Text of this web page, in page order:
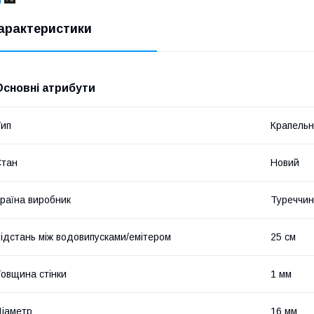
атрибути
Новий
виробник
між водовипусками/емітером 25 см
стінки 1 мм
16 мм